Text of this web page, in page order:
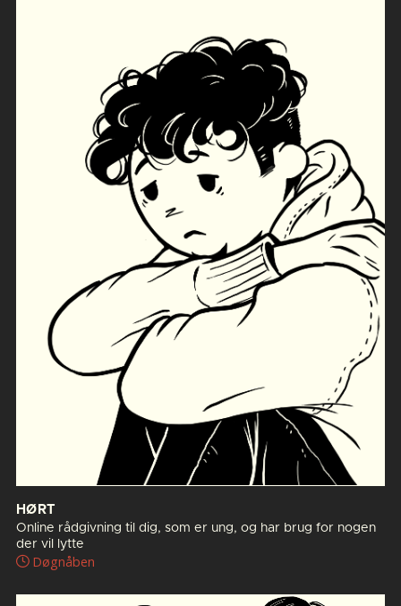
HØRT
Online rådgivning til dig, som er ung, og har brug for nogen
der vil lytte
Døgnåben